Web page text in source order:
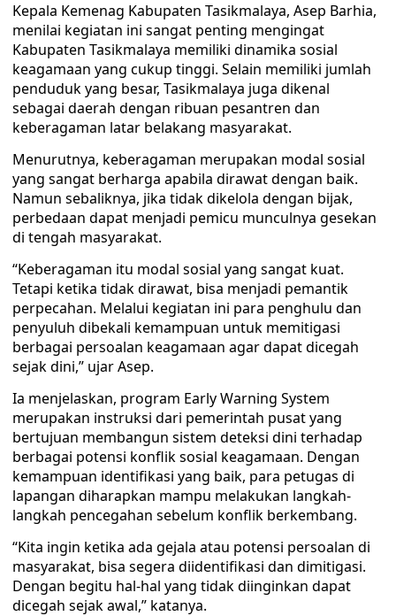
Kepala Kemenag Kabupaten Tasikmalaya, Asep Barhia,
menilai kegiatan ini sangat penting mengingat
Kabupaten Tasikmalaya memiliki dinamika sosial
keagamaan yang cukup tinggi. Selain memiliki jumlah
penduduk yang besar, Tasikmalaya juga dikenal
sebagai daerah dengan ribuan pesantren dan
keberagaman latar belakang masyarakat.
Menurutnya, keberagaman merupakan modal sosial
yang sangat berharga apabila dirawat dengan baik.
Namun sebaliknya, jika tidak dikelola dengan bijak,
perbedaan dapat menjadi pemicu munculnya gesekan
di tengah masyarakat.
“Keberagaman itu modal sosial yang sangat kuat.
Tetapi ketika tidak dirawat, bisa menjadi pemantik
perpecahan. Melalui kegiatan ini para penghulu dan
penyuluh dibekali kemampuan untuk memitigasi
berbagai persoalan keagamaan agar dapat dicegah
sejak dini,” ujar Asep.
Ia menjelaskan, program Early Warning System
merupakan instruksi dari pemerintah pusat yang
bertujuan membangun sistem deteksi dini terhadap
berbagai potensi konflik sosial keagamaan. Dengan
kemampuan identifikasi yang baik, para petugas di
lapangan diharapkan mampu melakukan langkah-
langkah pencegahan sebelum konflik berkembang.
“Kita ingin ketika ada gejala atau potensi persoalan di
masyarakat, bisa segera diidentifikasi dan dimitigasi.
Dengan begitu hal-hal yang tidak diinginkan dapat
dicegah sejak awal,” katanya.